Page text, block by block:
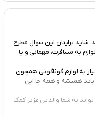
شاید برایتان این سوال مطرح
به مسافرت، مهمانی و یا
به لوازم گوناگونی همچون:
همیشه و همه جا این
به شما والدین عزیز کمک